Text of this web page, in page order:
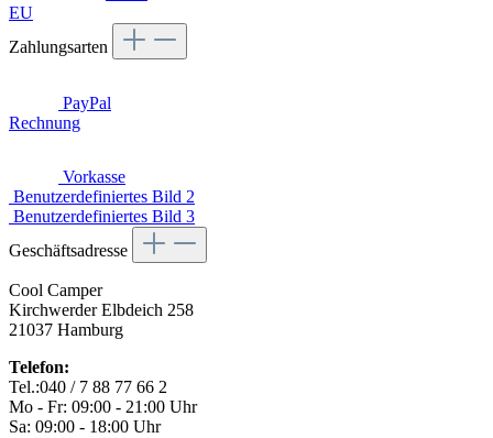
EU
Zahlungsarten
PayPal
Rechnung
Vorkasse
Benutzerdefiniertes Bild 2
Benutzerdefiniertes Bild 3
Geschäftsadresse
Cool Camper
Kirchwerder Elbdeich 258
21037 Hamburg
Telefon:
Tel.:040 / 7 88 77 66 2
Mo - Fr: 09:00 - 21:00 Uhr
Sa: 09:00 - 18:00 Uhr